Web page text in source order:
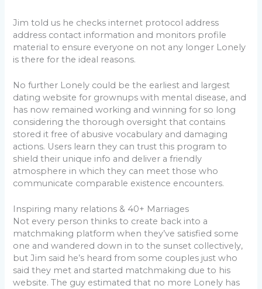
Jim told us he checks internet protocol address
address contact information and monitors profile
material to ensure everyone on not any longer Lonely
is there for the ideal reasons.
No further Lonely could be the earliest and largest
dating website for grownups with mental disease, and
has now remained working and winning for so long
considering the thorough oversight that contains
stored it free of abusive vocabulary and damaging
actions. Users learn they can trust this program to
shield their unique info and deliver a friendly
atmosphere in which they can meet those who
communicate comparable existence encounters.
Inspiring many relations & 40+ Marriages
Not every person thinks to create back into a
matchmaking platform when they’ve satisfied some
one and wandered down in to the sunset collectively,
but Jim said he’s heard from some couples just who
said they met and started matchmaking due to his
website. The guy estimated that no more Lonely has